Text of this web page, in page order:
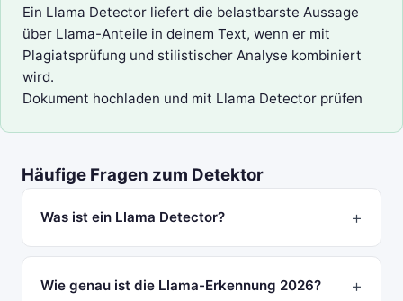
Ein Llama Detector liefert die belastbarste Aussage
über Llama-Anteile in deinem Text, wenn er mit
Plagiatsprüfung und stilistischer Analyse kombiniert
wird.
Dokument hochladen und mit Llama Detector prüfen
Häufige Fragen zum Detektor
Was ist ein Llama Detector?
Wie genau ist die Llama-Erkennung 2026?